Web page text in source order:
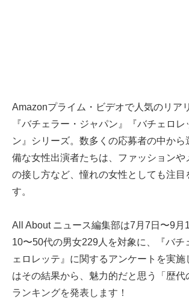
Amazonプライム・ビデオで人気のリア
『バチェラー・ジャパン』『バチェロ
ン』シリーズ。数多くの応募者の中から
備な女性出演者たちは、ファッションや
の接し方など、憧れの女性としても注目
す。
All About ニュース編集部は7月7日〜9月
10〜50代の男女229人を対象に、『バチ
ェロレッテ』に関するアンケートを実施
はその結果から、魅力的だと思う「歴代
ランキングを発表します！